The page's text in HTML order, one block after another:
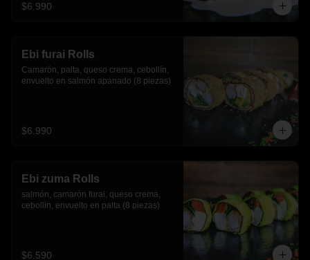
$6.990
Ebi furai Rolls
Camarón, palta, queso crema, cebollín,
envuelto en salmón apanado (8 piezas)
$6.990
Ebi zuma Rolls
salmón, camarón furai, queso crema,
cebollin, envuelto en palta (8 piezas)
$6.590